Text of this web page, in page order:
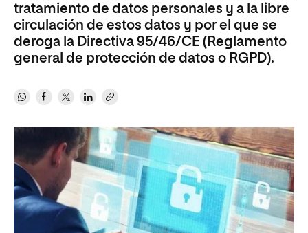
tratamiento de datos personales y a la libre
circulación de estos datos y por el que se
deroga la Directiva 95/46/CE (Reglamento
general de protección de datos o RGPD).